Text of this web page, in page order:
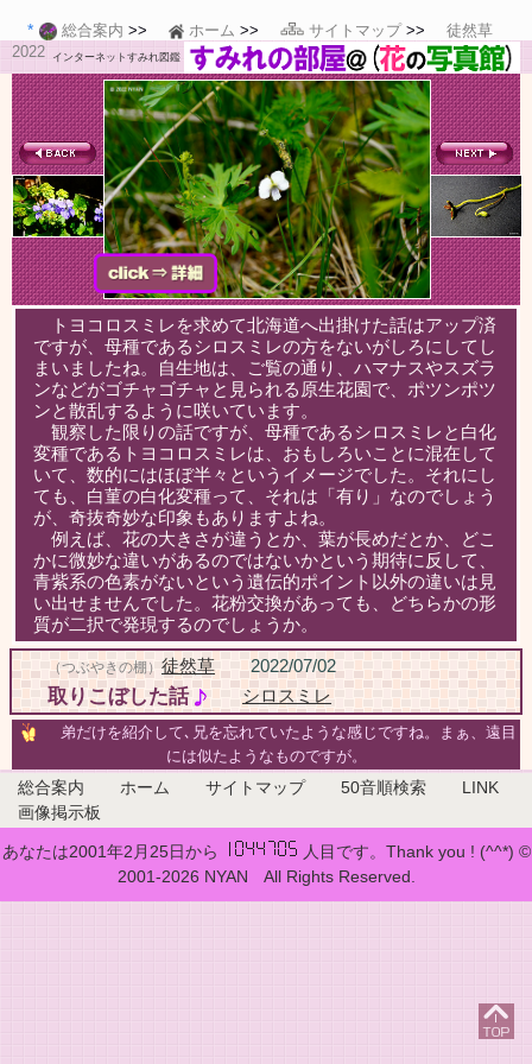
総合案内 ホーム サイトマップ
徒然草
2022
インターネットすみれ図鑑
トヨコロスミレを求めて北海道へ出掛けた話はアップ済
ですが、母種であるシロスミレの方をないがしろにしてし
まいましたね。自生地は、ご覧の通り、ハマナスやスズラ
ンなどがゴチャゴチャと見られる原生花園で、ポツンポツ
ンと散乱するように咲いています。
観察した限りの話ですが、母種であるシロスミレと白化
変種であるトヨコロスミレは、おもしろいことに混在して
いて、数的にはほぼ半々というイメージでした。それにし
ても、白菫の白化変種って、それは「有り」なのでしょう
が、奇抜奇妙な印象もありますよね。
例えば、花の大きさが違うとか、葉が長めだとか、どこ
かに微妙な違いがあるのではないかという期待に反して、
青紫系の色素がないという遺伝的ポイント以外の違いは見
い出せませんでした。花粉交換があっても、どちらかの形
質が二択で発現するのでしょうか。
（つぶやきの棚）徒然草 2022/07/02
取りこぼした話 シロスミレ
弟だけを紹介して､兄を忘れていたような感じですね。まぁ、遠目
には似たようなものですが。
総合案内 ホーム サイトマップ 50音順検索
LINK
画像掲示板
あなたは2001年2月25日から
人目です。Thank you ! (^^*) ©
2001-2026 NYAN All Rights Reserved.